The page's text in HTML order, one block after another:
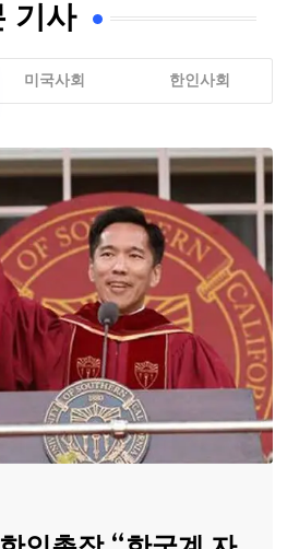
기사
미국사회 한인사회